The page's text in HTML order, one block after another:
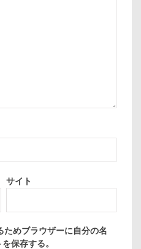
サイト
ためブラウザーに自分の名
保存する。